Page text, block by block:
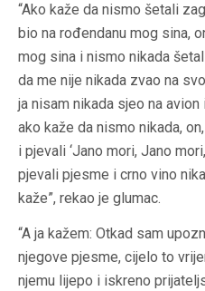
“Ako kaže da nismo šetali
bio na rođendanu mog sina,
mog sina i nismo nikada
da me nije nikada zvao na
ja nisam nikada sjeo na avion
ako kaže da nismo nikada,
i pjevali ‘Jano mori, Jano
pjevali pjesme i crno vino
kaže”, rekao je glumac.
“A ja kažem: Otkad sam
njegove pjesme, cijelo to
njemu lijepo i iskreno